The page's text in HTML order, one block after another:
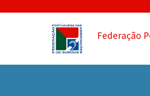
Federação